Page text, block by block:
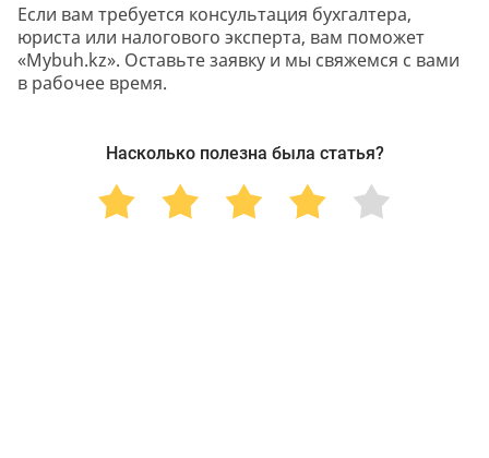
Если вам требуется консультация бухгалтера,
юриста или налогового эксперта, вам поможет
«Mybuh.kz». Оставьте заявку и мы свяжемся с вами
в рабочее время.
Насколько полезна была статья?